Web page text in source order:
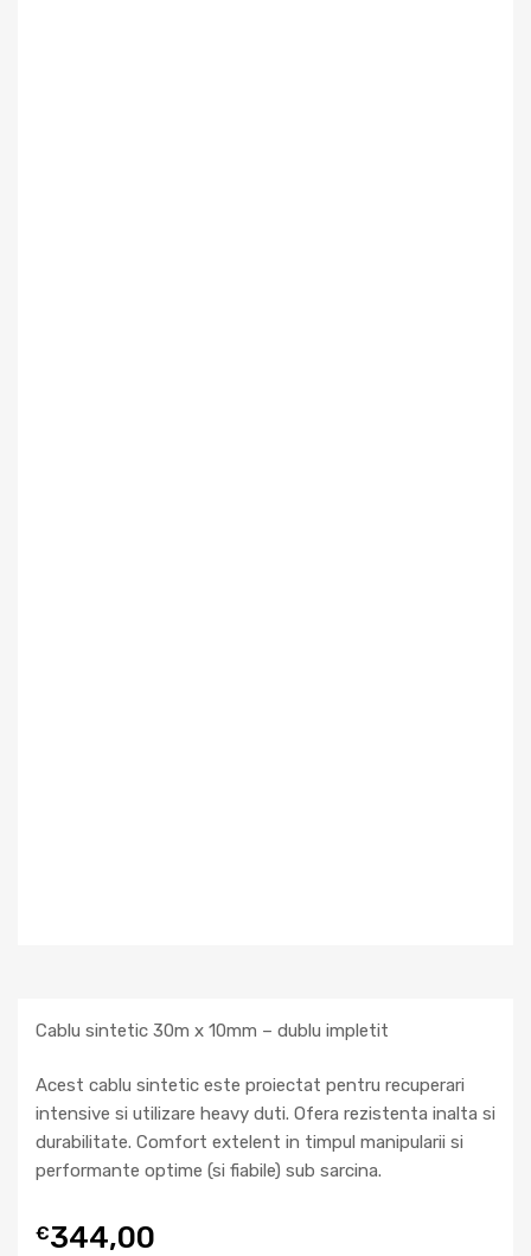
Cablu sintetic 30m x 10mm – dublu impletit
Acest cablu sintetic este proiectat pentru recuperari
intensive si utilizare heavy duti. Ofera rezistenta inalta si
durabilitate. Comfort extelent in timpul manipularii si
performante optime (si fiabile) sub sarcina.
€344,00